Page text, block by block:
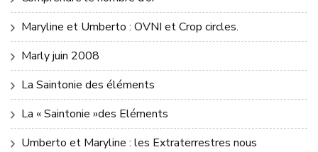
Maryline et Umberto : OVNI et Crop circles.
Marly juin 2008
La Saintonie des éléments
La « Saintonie »des Eléments
Umberto et Maryline : les Extraterrestres nous